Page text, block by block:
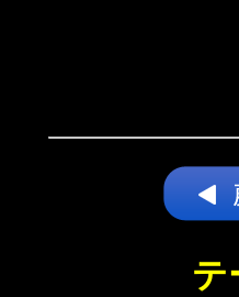
テ